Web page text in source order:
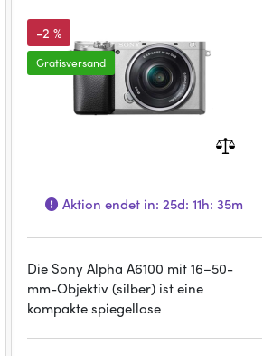
-2 %
Gratisversand
Aktion endet in:25d: 11h: 35m
Die Sony Alpha A6100 mit 16–50-
mm-Objektiv (silber) ist eine
kompakte spiegellose